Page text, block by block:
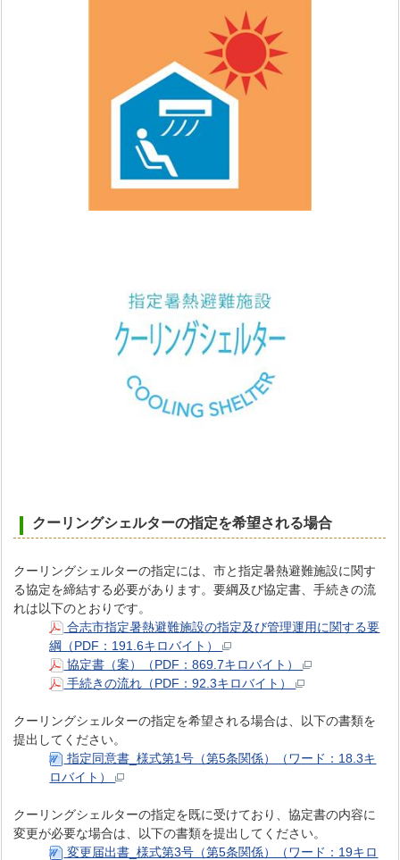
クーリングシェルターの指定を希望される場合
クーリングシェルターの指定には、市と指定暑熱避難施設に関す
る協定を締結する必要があります。要綱及び協定書、手続きの流
れは以下のとおりです。
合志市指定暑熱避難施設の指定及び管理運用に関する要
綱（PDF：191.6キロバイト）
協定書（案）（PDF：869.7キロバイト）
手続きの流れ（PDF：92.3キロバイト）
クーリングシェルターの指定を希望される場合は、以下の書類を
提出してください。
指定同意書_様式第1号（第5条関係）（ワード：18.3キ
ロバイト）
クーリングシェルターの指定を既に受けており、協定書の内容に
変更が必要な場合は、以下の書類を提出してください。
変更届出書_様式第3号（第5条関係）（ワード：19キロ